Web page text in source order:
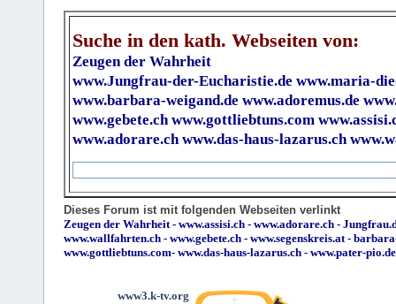
Suche in den kath. Webseiten von:
Zeugen der Wahrheit
www.Jungfrau-der-Eucharistie.de www.maria-
www.barbara-weigand.de www.adoremus.de
www.gebete.ch www.gottliebtuns.com
www.adorare.ch www.das-haus-lazarus.ch
Dieses Forum ist mit folgenden Webseiten verlinkt
Zeugen der Wahrheit- www.assisi.ch - www.adorare.ch -
www.wallfahrten.ch - www.gebete.ch - www.segenskreis.at-
www.gottliebtuns.com- www.das-haus-lazarus.ch - www.pater-pio.de
www3.k-tv.org